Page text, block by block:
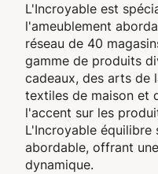
L'Incroyable est
l'ameublement
réseau de 40
gamme de produits
cadeaux, des arts de
textiles de maison et
l'accent sur les
L'Incroyable
abordable, offrant
dynamique.